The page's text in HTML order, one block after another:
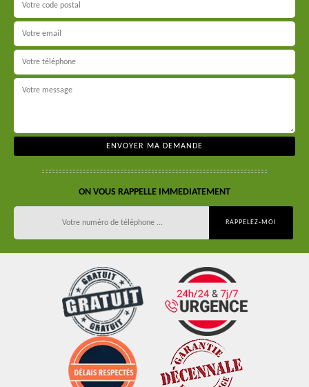
ON VOUS RAPPELLE IMMEDIATEMENT